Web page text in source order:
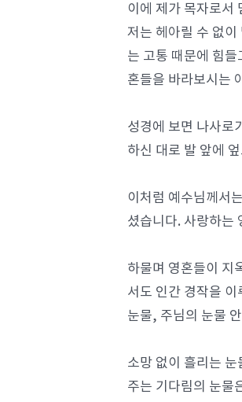
이에 제가 목자로서
저는 헤아릴 수 없
는 고통 때문에 힘
혼들을 바라보시는
성경에 보면 나사로
하신 대로 발 앞에
이처럼 예수님께서
셨습니다. 사랑하는
하물며 영혼들이 지
서도 인간 경작을
눈물, 주님의 눈물
소망 없이 흘리는
주는 기다림의 눈물